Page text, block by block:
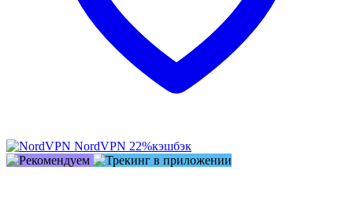
NordVPN 22%кэшбэк